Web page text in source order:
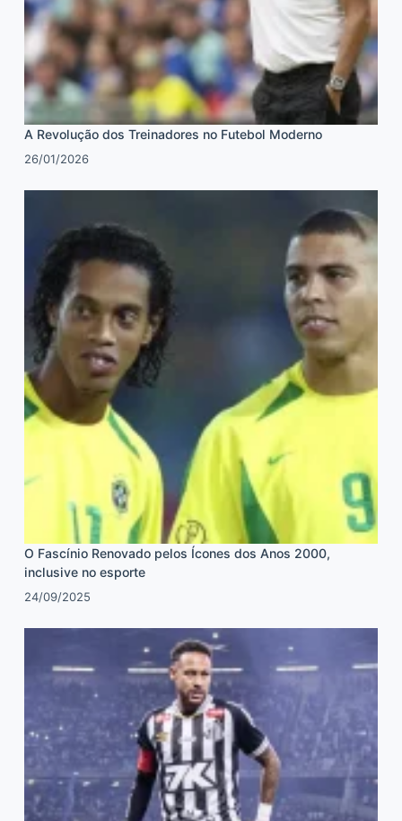
A Revolução dos Treinadores no Futebol Moderno
26/01/2026
O Fascínio Renovado pelos Ícones dos Anos 2000,
inclusive no esporte
24/09/2025